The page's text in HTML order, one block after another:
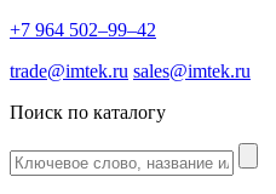
+7 964 502–99–42
trade@imtek.ru sales@imtek.ru
Поиск по каталогу